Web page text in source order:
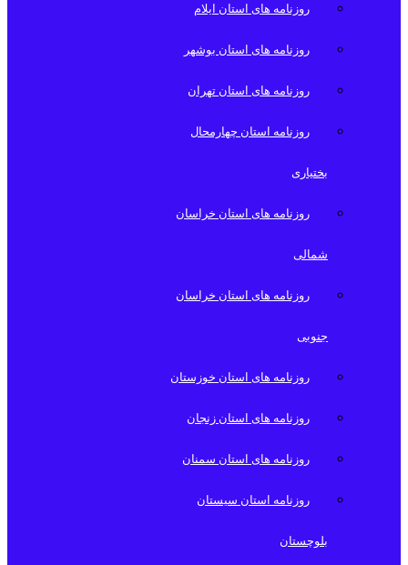
روزنامه های استان ایلام
روزنامه های استان بوشهر
روزنامه های استان تهران
روزنامه استان چهارمحال
بختیاری
روزنامه های استان خراسان
شمالی
روزنامه های استان خراسان
جنوبی
روزنامه های استان خوزستان
روزنامه های استان زنجان
روزنامه های استان سمنان
روزنامه استان سیستان
بلوچستان